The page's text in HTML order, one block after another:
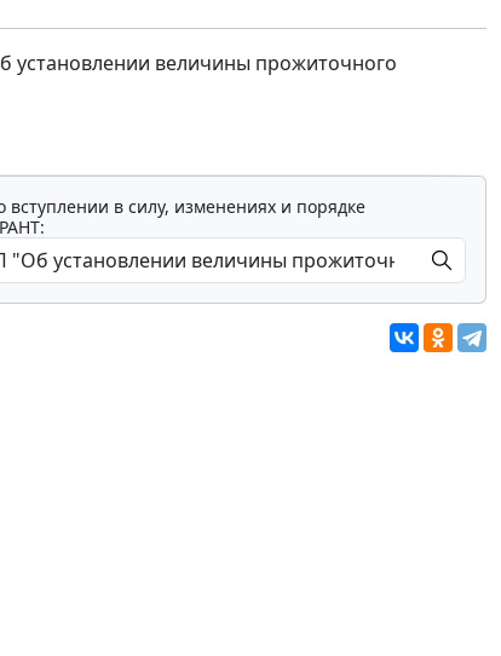
установлении величины прожиточного
в силу, изменениях и порядке